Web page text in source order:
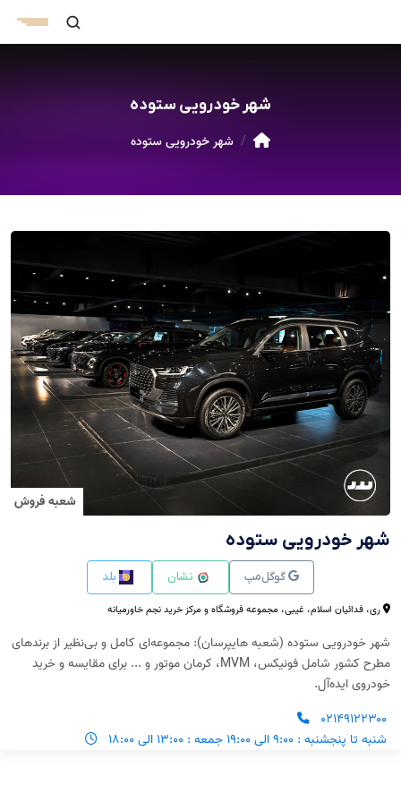
شهر خودرویی ستوده
شهر خودرویی ستوده
شعبه فروش
شهر خودرویی ستوده
گوگل‌مپ نشان بلد
ری، فدائیان اسلام، غیبی، مجموعه فروشگاه و مرکز خرید نجم خاورمیانه
شهر خودرویی ستوده (شعبه هایپرسان): مجموعه‌ای کامل و بی‌نظیر از برندهای
مطرح کشور شامل فونیکس، MVM، کرمان موتور و ... برای مقایسه و خرید
خودروی ایده‌آل.
۰۲۱۴۹۱۲۲۳۰۰
شنبه تا پنجشنبه : ۹:۰۰ الی ۱۹:۰۰ جمعه : ۱۳:۰۰ الی ۱۸:۰۰